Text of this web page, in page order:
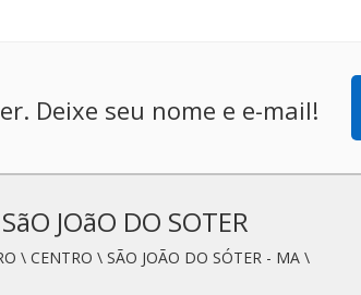
Deixe seu nome e e-mail!
JOãO DO SOTER
\ CENTRO \ SÃO JOÃO DO SÓTER - MA \